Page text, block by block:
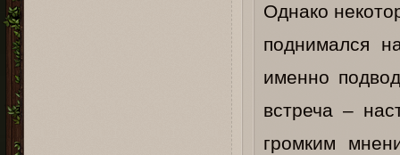
Однако
поднимался
именно
встреча –
громким